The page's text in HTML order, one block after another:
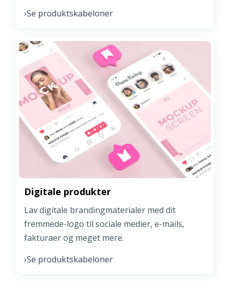
›Se produktskabeloner
Digitale produkter
Lav digitale brandingmaterialer med dit
fremmede-logo til sociale medier, e-mails,
fakturaer og meget mere.
›Se produktskabeloner